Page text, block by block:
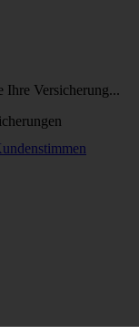
Ihre Versicherung...